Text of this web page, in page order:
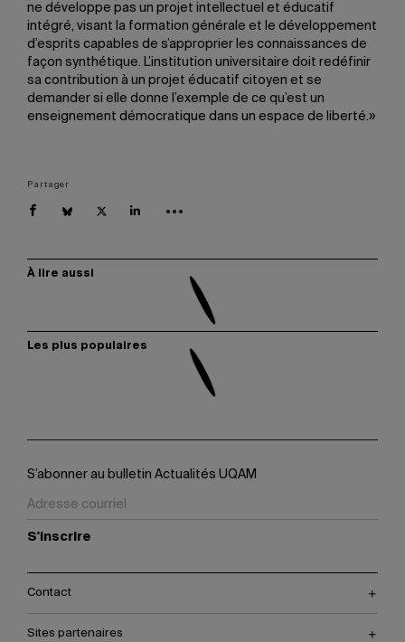
ne développe pas un projet intellectuel et éducatif
intégré, visant la formation générale et le développement
d’esprits capables de s’approprier les connaissances de
façon synthétique. L’institution universitaire doit redéfinir
sa contribution à un projet éducatif citoyen et se
demander si elle donne l’exemple de ce qu’est un
enseignement démocratique dans un espace de liberté.»
Partager
À lire aussi
Les plus populaires
S’abonner au bulletin Actualités UQAM
S'inscrire
Contact
Sites partenaires